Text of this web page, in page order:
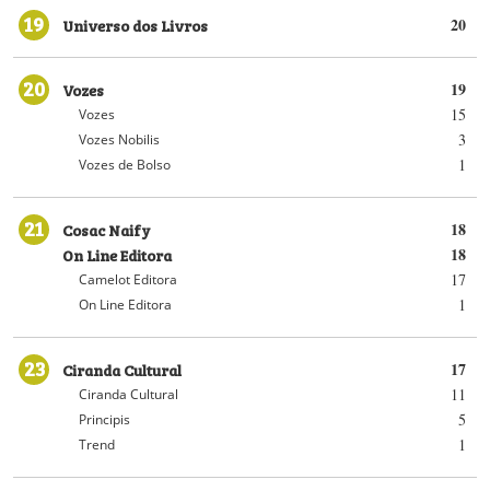
19 20
Universo dos Livros
20 19
Vozes
15
Vozes
3
Vozes Nobilis
1
Vozes de Bolso
21 18
Cosac Naify
18
On Line Editora
17
Camelot Editora
1
On Line Editora
23 17
Ciranda Cultural
11
Ciranda Cultural
5
Principis
1
Trend